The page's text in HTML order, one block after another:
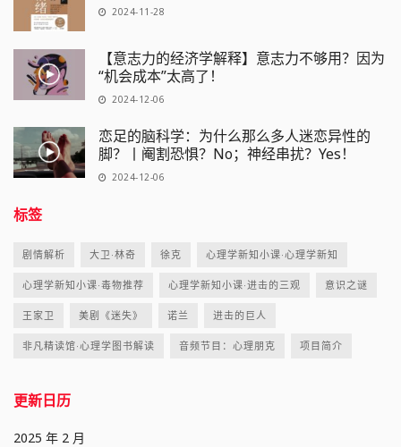
2024-11-28
【意志力的经济学解释】意志力不够用？因为
“机会成本”太高了！
2024-12-06
恋足的脑科学：为什么那么多人迷恋异性的
脚？丨阉割恐惧？No；神经串扰？Yes！
2024-12-06
标签
剧情解析 大卫·林奇 徐克 心理学新知小课·心理学新知
心理学新知小课·毒物推荐 心理学新知小课·进击的三观 意识之谜
王家卫 美剧《迷失》 诺兰 进击的巨人
非凡精读馆·心理学图书解读 音频节目：心理朋克 项目简介
更新日历
2025 年 2 月